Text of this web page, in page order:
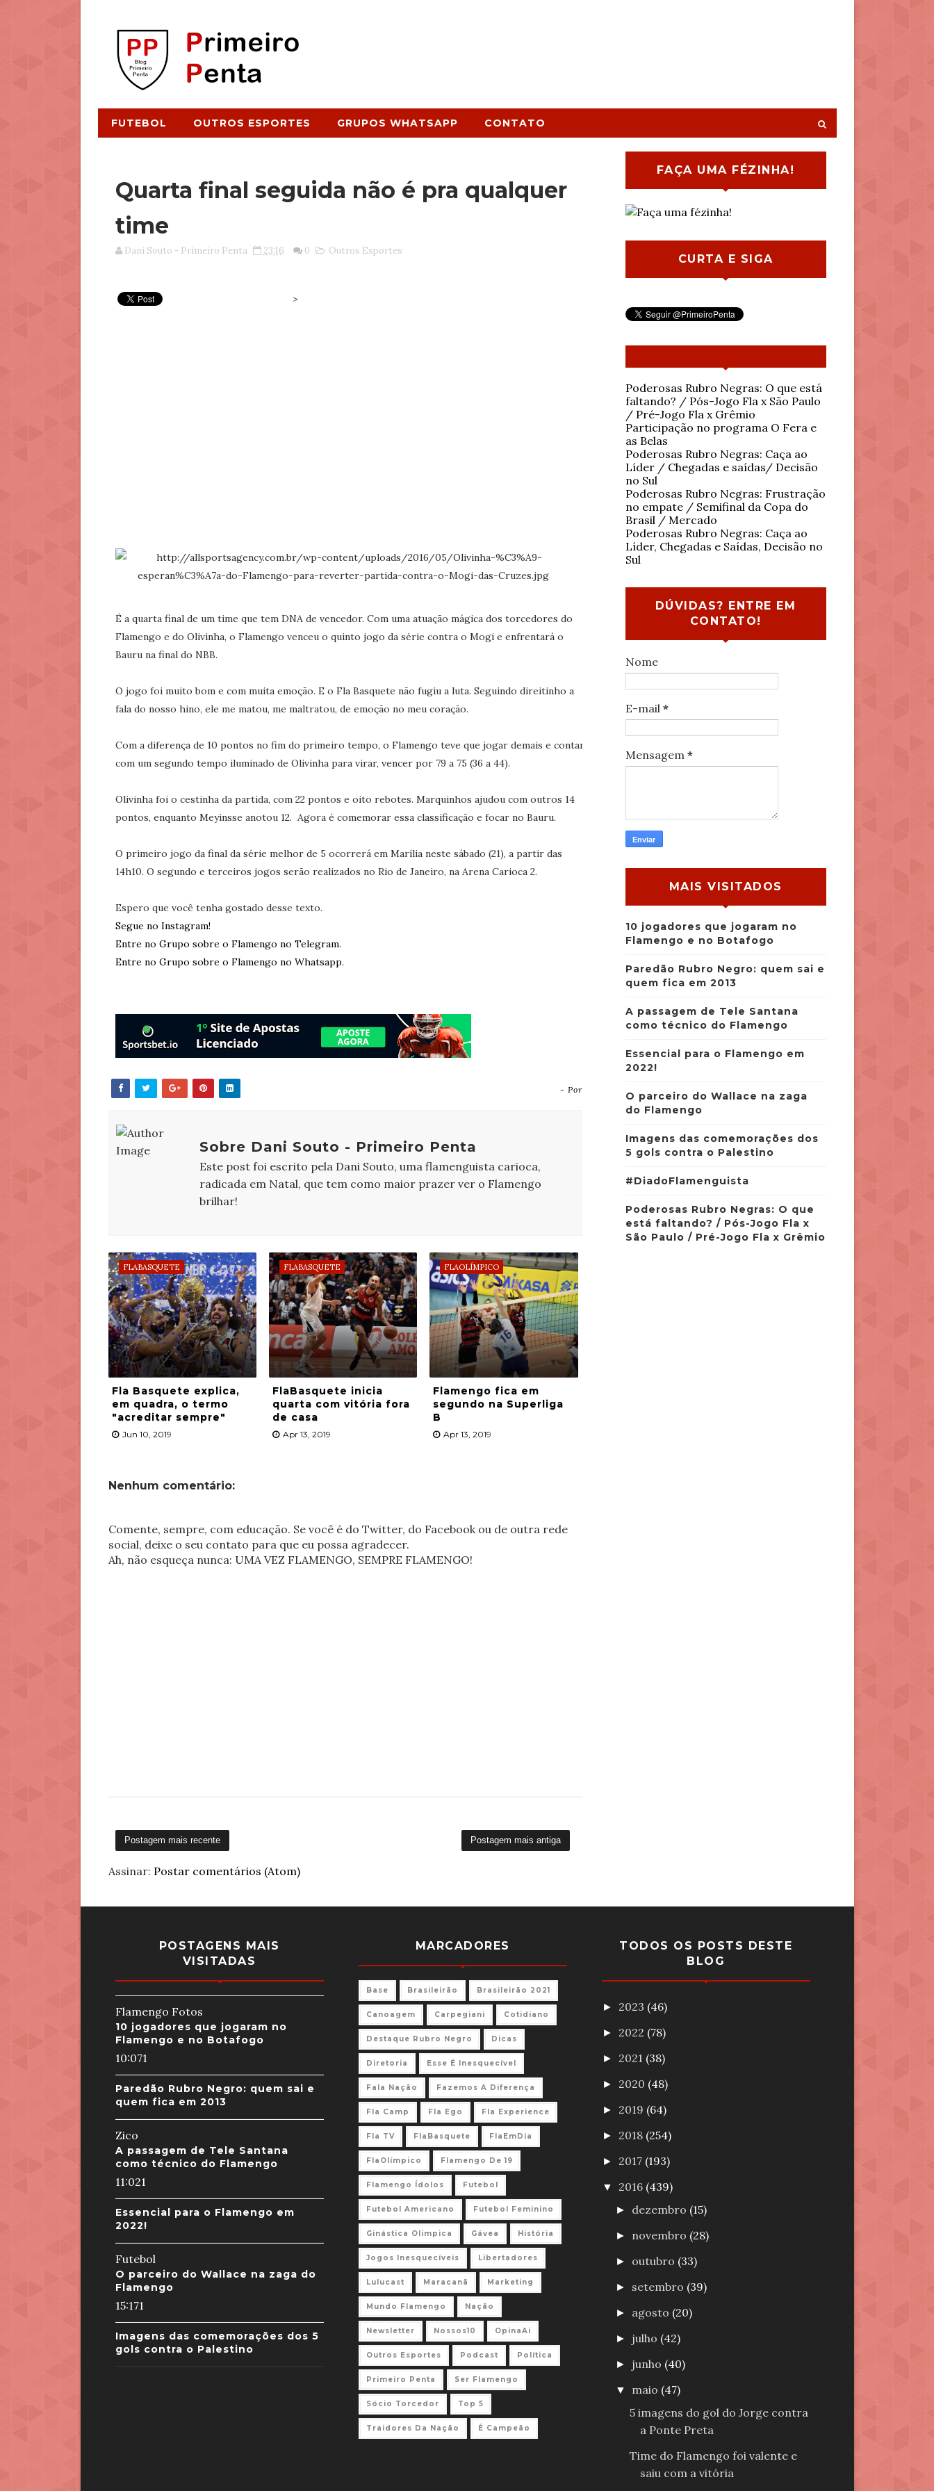
FUTEBOL OUTROS ESPORTES GRUPOS WHATSAPP CONTATO
Quarta final seguida não é pra qualquer
time
Dani Souto - Primeiro Penta 23:16 0 Outros Esportes
>
É a quarta final de um time que tem DNA de vencedor. Com uma atuação mágica dos torcedores do
Flamengo e do Olivinha, o Flamengo venceu o quinto jogo da série contra o Mogi e enfrentará o
Bauru na final do NBB.
O jogo foi muito bom e com muita emoção. E o Fla Basquete não fugiu a luta. Seguindo direitinho a
fala do nosso hino, ele me matou, me maltratou, de emoção no meu coração.
Com a diferença de 10 pontos no fim do primeiro tempo, o Flamengo teve que jogar demais e contar
com um segundo tempo iluminado de Olivinha para virar, vencer por 79 a 75 (36 a 44).
Olivinha foi o cestinha da partida, com 22 pontos e oito rebotes. Marquinhos ajudou com outros 14
pontos, enquanto Meyinsse anotou 12. Agora é comemorar essa classificação e focar no Bauru.
O primeiro jogo da final da série melhor de 5 ocorrerá em Marília neste sábado (21), a partir das
14h10. O segundo e terceiros jogos serão realizados no Rio de Janeiro, na Arena Carioca 2.
Espero que você tenha gostado desse texto.
Segue no Instagram!
Entre no Grupo sobre o Flamengo no Telegram.
Entre no Grupo sobre o Flamengo no Whatsapp.
- Por
Sobre Dani Souto - Primeiro Penta
Este post foi escrito pela Dani Souto, uma flamenguista carioca,
radicada em Natal, que tem como maior prazer ver o Flamengo
brilhar!
FLABASQUETE
Fla Basquete explica,
em quadra, o termo
"acreditar sempre"
Jun 10, 2019
FLABASQUETE
FlaBasquete inicia
quarta com vitória fora
de casa
Apr 13, 2019
FLAOLÍMPICO
Flamengo fica em
segundo na Superliga
B
Apr 13, 2019
Nenhum comentário:
Comente, sempre, com educação. Se você é do Twitter, do Facebook ou de outra rede
social, deixe o seu contato para que eu possa agradecer.
Ah, não esqueça nunca: UMA VEZ FLAMENGO, SEMPRE FLAMENGO!
Postagem mais recente Postagem mais antiga
Assinar: Postar comentários (Atom)
FAÇA UMA FÉZINHA!
CURTA E SIGA
Poderosas Rubro Negras: O que está
faltando? / Pós-Jogo Fla x São Paulo
/ Pré-Jogo Fla x Grêmio
Participação no programa O Fera e
as Belas
Poderosas Rubro Negras: Caça ao
Líder / Chegadas e saídas/ Decisão
no Sul
Poderosas Rubro Negras: Frustração
no empate / Semifinal da Copa do
Brasil / Mercado
Poderosas Rubro Negras: Caça ao
Líder, Chegadas e Saídas, Decisão no
Sul
DÚVIDAS? ENTRE EM
CONTATO!
Nome
E-mail *
Mensagem *
MAIS VISITADOS
10 jogadores que jogaram no
Flamengo e no Botafogo
Paredão Rubro Negro: quem sai e
quem fica em 2013
A passagem de Tele Santana
como técnico do Flamengo
Essencial para o Flamengo em
2022!
O parceiro do Wallace na zaga
do Flamengo
Imagens das comemorações dos
5 gols contra o Palestino
#DiadoFlamenguista
Poderosas Rubro Negras: O que
está faltando? / Pós-Jogo Fla x
São Paulo / Pré-Jogo Fla x Grêmio
POSTAGENS MAIS
VISITADAS
Flamengo Fotos
10 jogadores que jogaram no
Flamengo e no Botafogo
10:071
Paredão Rubro Negro: quem sai e
quem fica em 2013
Zico
A passagem de Tele Santana
como técnico do Flamengo
11:021
Essencial para o Flamengo em
2022!
Futebol
O parceiro do Wallace na zaga do
Flamengo
15:171
Imagens das comemorações dos 5
gols contra o Palestino
MARCADORES
Base Brasileirão Brasileirão 2021
Canoagem Carpegiani Cotidiano
Destaque Rubro Negro Dicas
Diretoria Esse É Inesquecível
Fala Nação Fazemos A Diferença
Fla Camp Fla Ego Fla Experience
Fla TV FlaBasquete FlaEmDia
FlaOlímpico Flamengo De 19
Flamengo Ídolos Futebol
Futebol Americano Futebol Feminino
Ginástica Olimpica Gávea História
Jogos Inesquecíveis Libertadores
Lulucast Maracanã Marketing
Mundo Flamengo Nação
Newsletter Nossos10 OpinaAi
Outros Esportes Podcast Política
Primeiro Penta Ser Flamengo
Sócio Torcedor Top 5
Traidores Da Nação É Campeão
TODOS OS POSTS DESTE
BLOG
► 2023 (46)
► 2022 (78)
► 2021 (38)
► 2020 (48)
► 2019 (64)
► 2018 (254)
► 2017 (193)
▼ 2016 (439)
► dezembro (15)
► novembro (28)
► outubro (33)
► setembro (39)
► agosto (20)
► julho (42)
► junho (40)
▼ maio (47)
5 imagens do gol do Jorge contra
a Ponte Preta
Time do Flamengo foi valente e
saiu com a vitória